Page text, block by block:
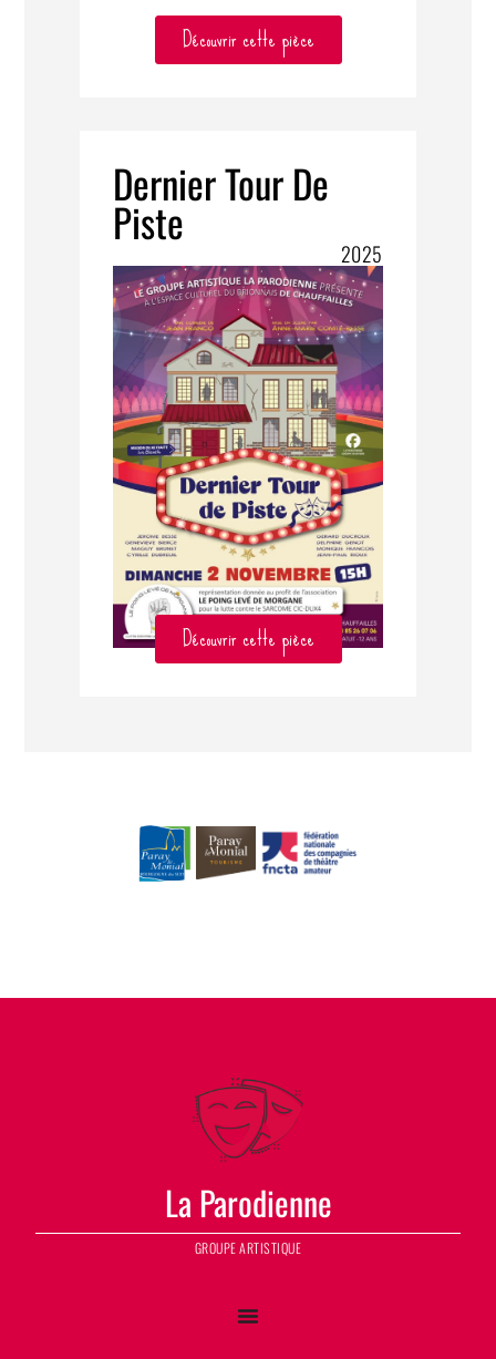
Découvrir cette pièce
Dernier Tour De
Piste
2025
Découvrir cette pièce
La Parodienne
GROUPE ARTISTIQUE